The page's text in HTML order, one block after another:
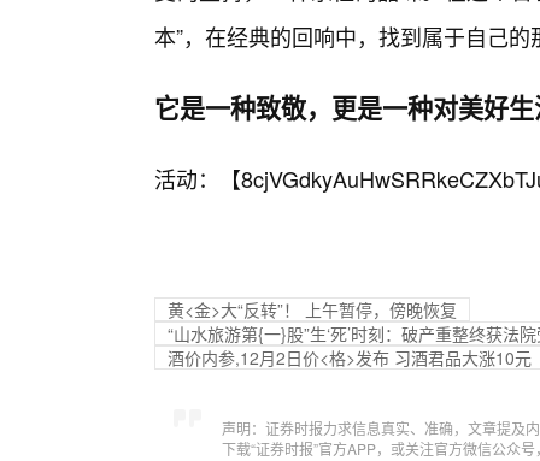
本”，在经典的回响中，找到属于自己
它是一种致敬，更是一种对美好
活动：【
黄<金>大“反转”！ 上午暂停，傍晚恢复
“山水旅游第{一}股”生‘死’时刻：破产重整终获法
酒价内参,12月2日价<格>发布 习酒君品大涨10元
声明：证券时报力求信息真实、准确，文章提及
下载“证券时报”官方APP，或关注官方微信公众